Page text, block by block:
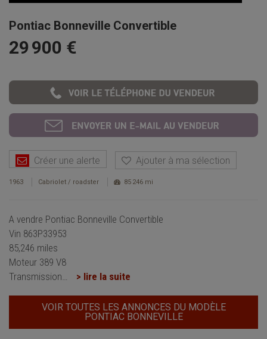
Pontiac Bonneville Convertible
29 900 €
Créer une alerte Ajouter à ma sélection
1963 Cabriolet / roadster 85 246 mi
A vendre Pontiac Bonneville Convertible
Vin 863P33953
85,246 miles
Moteur 389 V8
Transmission
> lire la suite
VOIR TOUTES LES ANNONCES DU MODÈLE
PONTIAC BONNEVILLE